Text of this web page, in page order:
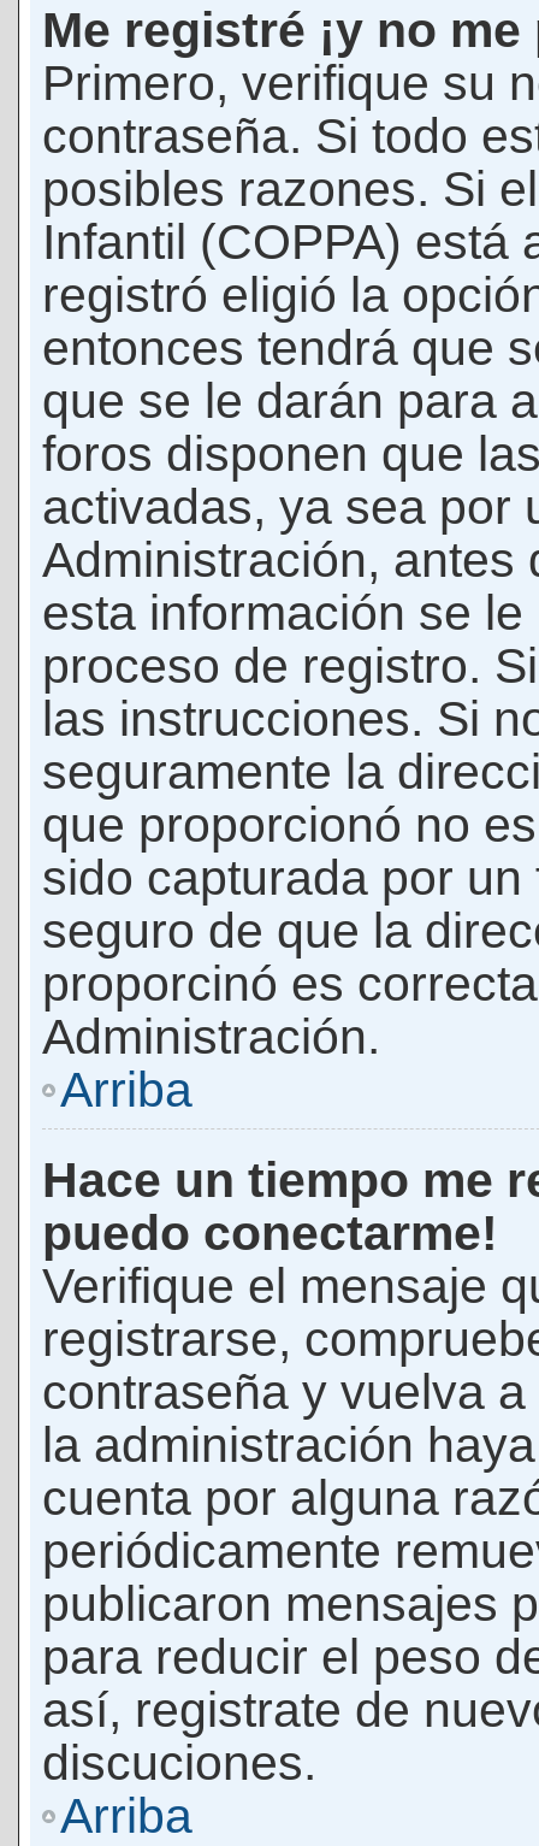
Me registré ¡y no
Primero, verifique su
contraseña. Si todo
posibles razones. Si
Infantil (COPPA) está
registró eligió la
entonces tendrá que
que se le darán para
foros disponen que
activadas, ya sea por
Administración, antes
esta información se
proceso de registro.
las instrucciones. Si
seguramente la
que proporcionó no
sido capturada por
seguro de que la
proporcinó es
Administración.
Arriba
Hace un tiempo me
puedo conectarme!
Verifique el mensaje
registrarse,
contraseña y vuelva
la administración
cuenta por alguna
periódicamente
publicaron mensajes
para reducir el peso
así, registrate de
discuciones.
Arriba